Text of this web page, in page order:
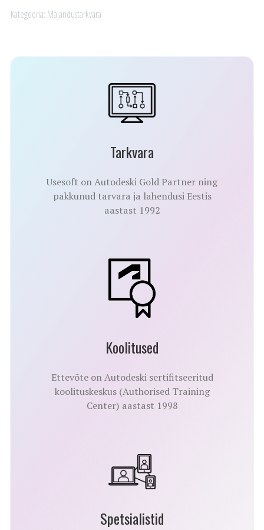
Kategooria: Majandustarkvara
Tarkvara
Usesoft on Autodeski Gold Partner ning
pakkunud tarvara ja lahendusi Eestis
aastast 1992
Koolitused
Ettevõte on Autodeski sertifitseeritud
koolituskeskus (Authorised Training
Center) aastast 1998
Spetsialistid